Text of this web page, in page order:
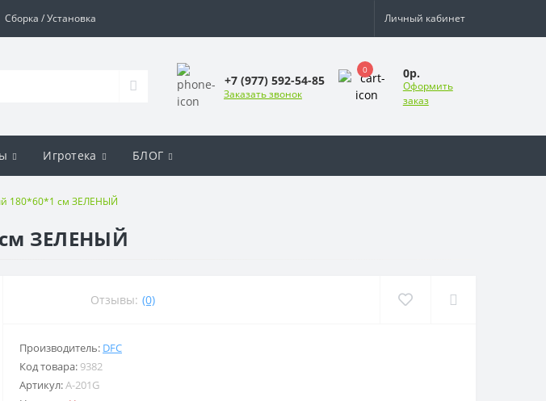
Сборка / Установка Личный кабинет
+7 (977) 592-54-85
Заказать звонок
0 0р.
Оформить
заказ
Игротека БЛОГ
180*60*1 см ЗЕЛЕНЫЙ
ЗЕЛЕНЫЙ
Отзывы: (0)
Производитель: DFC
Код товара: 9382
Артикул:A-201G